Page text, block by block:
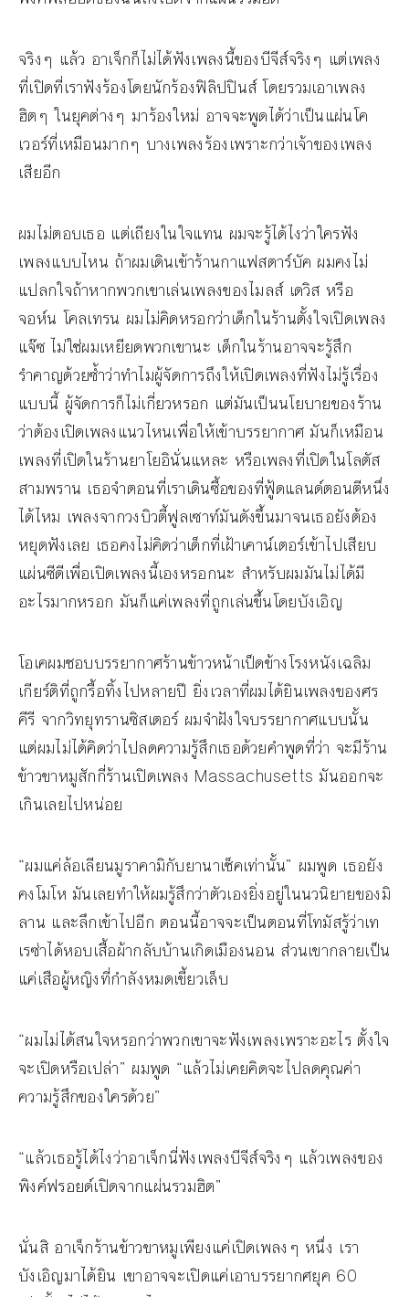
จริงๆ แล้ว อาเจ็กก็ไม่ได้ฟังเพลงนี้ของบีจีส์จริงๆ แต่เพลง
ที่เปิดที่เราฟังร้องโดยนักร้องฟิลิปปินส์ โดยรวมเอาเพลง
ฮิตๆ ในยุคต่างๆ มาร้องใหม่ อาจจะพูดได้ว่าเป็นแผ่นโค
เวอร์ที่เหมือนมากๆ บางเพลงร้องเพราะกว่าเจ้าของเพลง
เสียอีก
ผมไม่ตอบเธอ แต่เถียงในใจแทน ผมจะรู้ได้ไงว่าใครฟัง
เพลงแบบไหน ถ้าผมเดินเข้าร้านกาแฟสตาร์บัค ผมคงไม่
แปลกใจถ้าหากพวกเขาเล่นเพลงของไมลส์ เดวิส หรือ
จอห์น โคลเทรน ผมไม่คิดหรอกว่าเด็กในร้านตั้งใจเปิดเพลง
แจ๊ซ ไม่ใช่ผมเหยียดพวกเขานะ เด็กในร้านอาจจะรู้สึก
รำคาญด้วยซ้ำว่าทำไมผู้จัดการถึงให้เปิดเพลงที่ฟังไม่รู้เรื่อง
แบบนี้ ผู้จัดการก็ไม่เกี่ยวหรอก แต่มันเป็นนโยบายของร้าน
ว่าต้องเปิดเพลงแนวไหนเพื่อให้เข้าบรรยากาศ มันก็เหมือน
เพลงที่เปิดในร้านยาโยอินั่นแหละ หรือเพลงที่เปิดในโลตัส
สามพราน เธอจำตอนที่เราเดินซื้อของที่ฟู้ดแลนด์ตอนตีหนึ่ง
ได้ไหม เพลงจากวงบิวตี้ฟูลเซาท์มันดังขึ้นมาจนเธอยังต้อง
หยุดฟังเลย เธอคงไม่คิดว่าเด็กที่เฝ้าเคาน์เตอร์เข้าไปเสียบ
แผ่นซีดีเพื่อเปิดเพลงนี้เองหรอกนะ สำหรับผมมันไม่ได้มี
อะไรมากหรอก มันก็แค่เพลงที่ถูกเล่นขึ้นโดยบังเอิญ
โอเคผมชอบบรรยากาศร้านข้าวหน้าเป็ดข้างโรงหนังเฉลิม
เกียร์ติที่ถูกรื้อทิ้งไปหลายปี ยิ่งเวลาที่ผมได้ยินเพลงของศร
คีรี จากวิทยุทรานซิสเตอร์ ผมจำฝังใจบรรยากาศแบบนั้น
แต่ผมไม่ได้คิดว่าไปลดความรู้สึกเธอด้วยคำพูดที่ว่า จะมีร้าน
ข้าวขาหมูสักกี่ร้านเปิดเพลง Massachusetts มันออกจะ
เกินเลยไปหน่อย
“ผมแค่ล้อเลียนมูราคามิกับยานาเช็คเท่านั้น” ผมพูด เธอยัง
คงโมโห มันเลยทำให้ผมรู้สึกว่าตัวเองยิ่งอยู่ในนวนิยายของมิ
ลาน และลึกเข้าไปอีก ตอนนี้อาจจะเป็นตอนที่โทมัสรู้ว่าเท
เรซ่าได้หอบเสื้อผ้ากลับบ้านเกิดเมืองนอน ส่วนเขากลายเป็น
แค่เสือผู้หญิงที่กำลังหมดเขี้ยวเล็บ
“ผมไม่ได้สนใจหรอกว่าพวกเขาจะฟังเพลงเพราะอะไร ตั้งใจ
จะเปิดหรือเปล่า” ผมพูด “แล้วไม่เคยคิดจะไปลดคุณค่า
ความรู้สึกของใครด้วย”
“แล้วเธอรู้ได้ไงว่าอาเจ็กนี่ฟังเพลงบีจีส์จริงๆ แล้วเพลงของ
พิงค์ฟรอยด์เปิดจากแผ่นรวมฮิต”
นั่นสิ อาเจ็กร้านข้าวขาหมูเพียงแค่เปิดเพลงๆ หนึ่ง เรา
บังเอิญมาได้ยิน เขาอาจจะเปิดแค่เอาบรรยากศยุค 60